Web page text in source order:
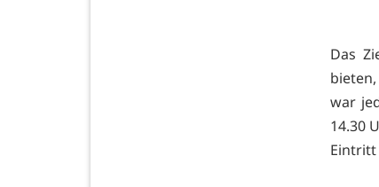
Das
war
14.30
Eintritt